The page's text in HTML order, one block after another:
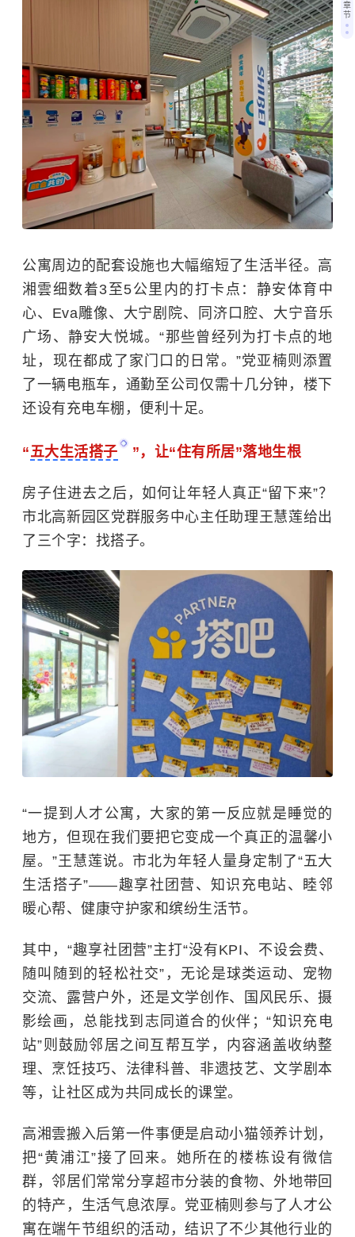
公寓周边的配套设施也大幅缩短了生活半径。高
湘雲细数着3至5公里内的打卡点：静安体育中
心、 Eva雕像、大宁剧院、同济口腔、大宁音乐
广场、静安大悦城。“那些曾经列为打卡点的地
址，现在都成了家门口的日常。”党亚楠则添置
了一辆电瓶车，通勤至公司仅需十几分钟，楼下
还设有充电车棚，便利十足。
“五大生活搭子 ”， 让“住有所居”落地生根
房子住进去之后，如何让年轻人真正“留下来”？
市北高新园区党群服务中心主任助理王慧莲给出
了三个字：找搭子。
“一提到人才公寓，大家的第一反应就是睡觉的
地方，但现在我们要把它变成一个真正的温馨小
屋。”王慧莲说。市北为年轻人量身定制了“五大
生活搭子”——趣享社团营、知识充电站、睦邻
暖心帮、健康守护家和缤纷生活节。
其中， “趣享社团营”主打“没有KPI、不设会费、
随叫随到的轻松社交”，无论是球类运动、宠物
交流、露营户外，还是文学创作、国风民乐、摄
影绘画，总能找到志同道合的伙伴；“知识充电
站”则鼓励邻居之间互帮互学，内容涵盖收纳整
理、烹饪技巧、法律科普、非遗技艺、文学剧本
等，让社区成为共同成长的课堂。
高湘雲搬入后第一件事便是启动小猫领养计划，
把“黄浦江”接了回来。她所在的楼栋设有微信
群，邻居们常常分享超市分装的食物、外地带回
的特产，生活气息浓厚。党亚楠则参与了人才公
寓在端午节组织的活动，结识了不少其他行业的
章
节